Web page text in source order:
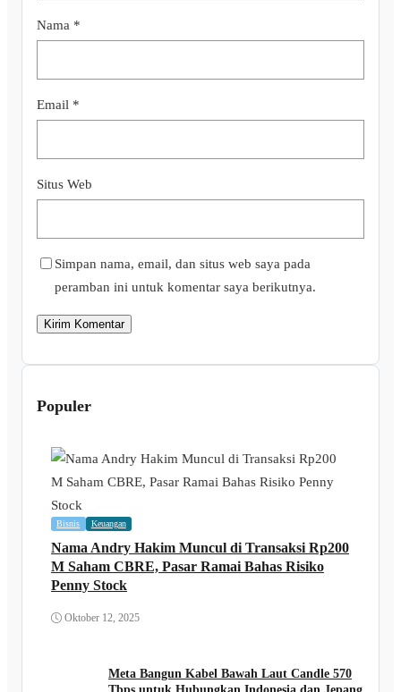
Nama *
Email *
Situs Web
Simpan nama, email, dan situs web saya pada
peramban ini untuk komentar saya berikutnya.
Populer
Bisnis Keuangan
Nama Andry Hakim Muncul di Transaksi Rp200
M Saham CBRE, Pasar Ramai Bahas Risiko
Penny Stock
Oktober 12, 2025
Meta Bangun Kabel Bawah Laut Candle 570